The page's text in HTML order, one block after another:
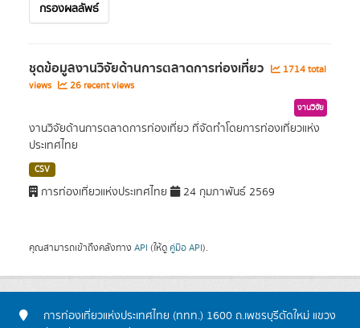
กรองผลลัพธ์
ชุดข้อมูลงานวิจัยด้านการตลาดการท่องเที่ยว
1714 total
views
26 recent views
งานวิจัย
งานวิจัยด้านการตลาดการท่องเที่ยว ที่จัดทำโดยการท่องเที่ยวแห่ง
ประเทศไทย
CSV
การท่องเที่ยวแห่งประเทศไทย 24 กุมภาพันธ์ 2569
คุณสามารถเข้าถึงคลังทาง API (ให้ดู คู่มือ API).
การท่องเที่ยวแห่งประเทศไทย (ททท.) 1600 ถ.เพชรบุรีตัดใหม่ แขวง